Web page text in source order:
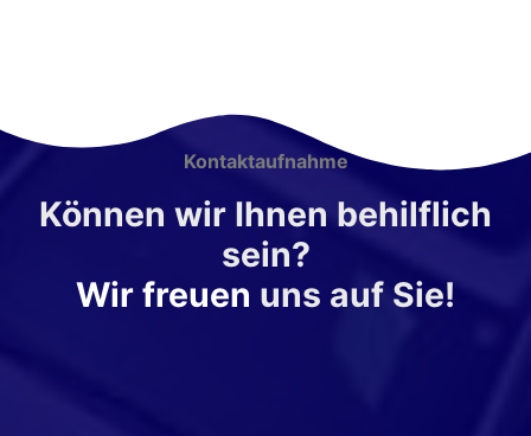
Kontaktaufnahme
Können wir Ihnen behilflich
sein?
Wir freuen uns auf Sie!